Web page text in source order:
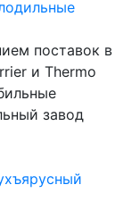
поставок в
и Thermo
завод